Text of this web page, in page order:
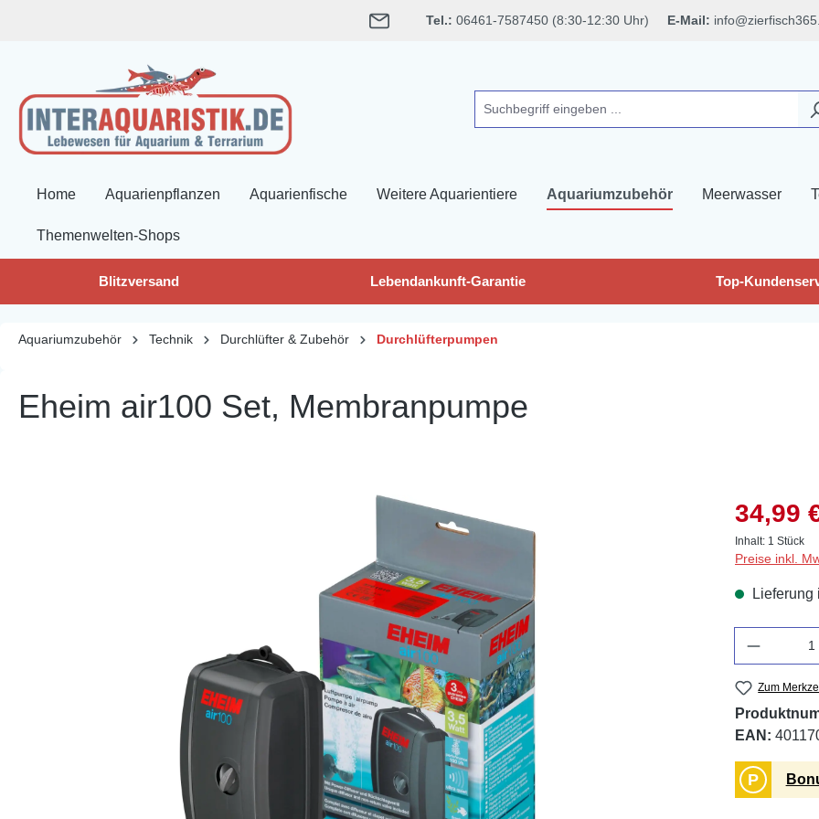
Tel.: 06461-7587450 (8:30-12:30 Uhr) E-Mail:
Home Aquarienpflanzen Aquarienfische Weitere Aquarientiere Aquariumzubehör Meerwasser
Themenwelten-Shops
Blitzversand Lebendankunft-Garantie Top-
Aquariumzubehör Technik Durchlüfter & Zubehör Durchlüfterpumpen
Eheim air100 Set, Membranpumpe
34,99
Inhalt: 1 Stück
Preise inkl.
Lieferung
Zum
EAN:
P